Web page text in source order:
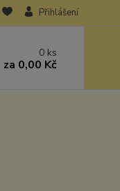
Přihlášení
0 ks
za 0,00 Kč